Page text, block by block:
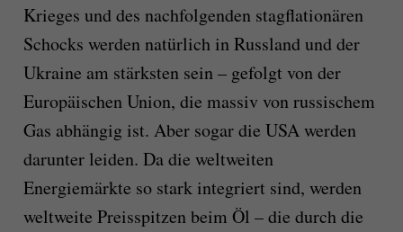
Krieges und des nachfolgenden stagflationären
Schocks werden natürlich in Russland und der
Ukraine am stärksten sein – gefolgt von der
Europäischen Union, die massiv von russischem
Gas abhängig ist. Aber sogar die USA werden
darunter leiden. Da die weltweiten
Energiemärkte so stark integriert sind, werden
weltweite Preisspitzen beim Öl – die durch die